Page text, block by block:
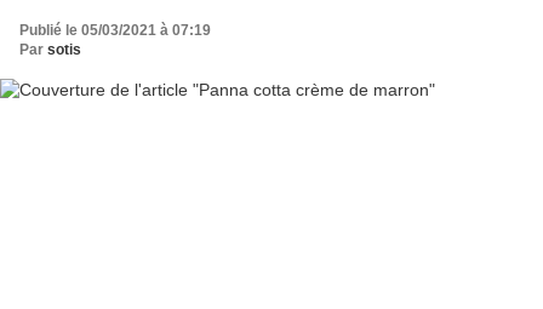
Publié le 05/03/2021 à 07:19
Par sotis